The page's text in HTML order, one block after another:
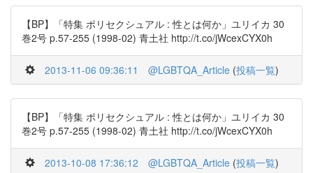
【BP】「特集 ポリセクシュアル : 性とは何か」ユリイカ 30
巻2号 p.57-255 (1998-02) 青土社 http://t.co/jWcexCYX0h
2013-11-06 09:36:11 @LGBTQA_Article (投稿一覧)
【BP】「特集 ポリセクシュアル : 性とは何か」ユリイカ 30
巻2号 p.57-255 (1998-02) 青土社 http://t.co/jWcexCYX0h
2013-10-08 17:36:12 @LGBTQA_Article (投稿一覧)